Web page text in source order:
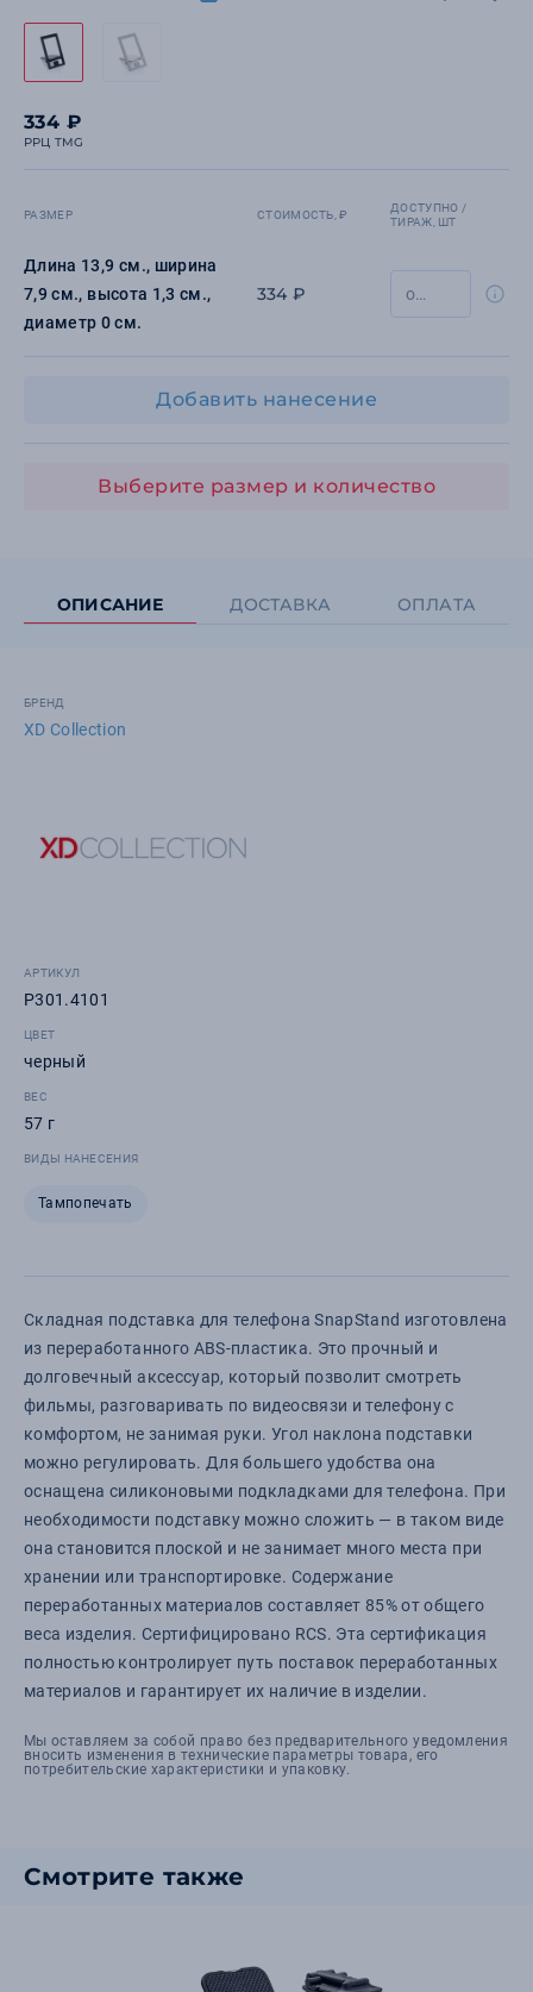
334 ₽
РРЦ TMG
РАЗМЕР СТОИМОСТЬ, ₽
ДОСТУПНО /
ТИРАЖ, ШТ
Длина 13,9 см., ширина
7,9 см., высота 1,3 см.,
диаметр 0 см.
334 ₽
Добавить нанесение
Выберите размер и количество
ОПИСАНИЕ ДОСТАВКА ОПЛАТА
БРЕНД
XD Collection
АРТИКУЛ
P301.4101
ЦВЕТ
черный
ВЕС
57 г
ВИДЫ НАНЕСЕНИЯ
Тампопечать
Складная подставка для телефона SnapStand изготовлена
из переработанного ABS-пластика. Это прочный и
долговечный аксессуар, который позволит смотреть
фильмы, разговаривать по видеосвязи и телефону с
комфортом, не занимая руки. Угол наклона подставки
можно регулировать. Для большего удобства она
оснащена силиконовыми подкладками для телефона. При
необходимости подставку можно сложить — в таком виде
она становится плоской и не занимает много места при
хранении или транспортировке. Содержание
переработанных материалов составляет 85% от общего
веса изделия. Сертифицировано RCS. Эта сертификация
полностью контролирует путь поставок переработанных
материалов и гарантирует их наличие в изделии.
Мы оставляем за собой право без предварительного уведомления
вносить изменения в технические параметры товара, его
потребительские характеристики и упаковку.
Смотрите также